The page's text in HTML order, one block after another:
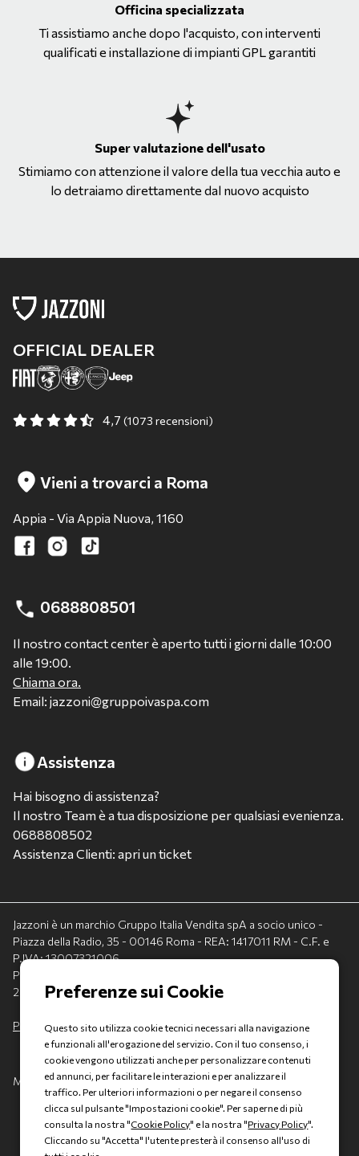
Officina specializzata
Ti assistiamo anche dopo l'acquisto, con interventi
qualificati e installazione di impianti GPL garantiti
Super valutazione dell'usato
Stimiamo con attenzione il valore della tua vecchia auto e
lo detraiamo direttamente dal nuovo acquisto
OFFICIAL DEALER
4,7 (1073 recensioni)
Vieni a trovarci a Roma
Appia - Via Appia Nuova, 1160
0688808501
Il nostro contact center è aperto tutti i giorni dalle 10:00
alle 19:00.
Chiama ora.
Email: jazzoni@gruppoivaspa.com
Assistenza
Hai bisogno di assistenza?
Il nostro Team è a tua disposizione per qualsiasi evenienza.
0688808502
Assistenza Clienti: apri un ticket
Jazzoni è un marchio Gruppo Italia Vendita spA a socio unico -
Piazza della Radio, 35 - 00146 Roma - REA: 1417011 RM - C.F. e
P.IVA: 13007321006
PEC: italiavenditauto@legalmail.it - Capitale sociale:
2.300.000,00 I.V.
Privacy policy -Cookie policy
Made with 💚 byAD HOC
Questo sito utilizza cookie tecnici necessari alla navigazione
e funzionali all'erogazione del servizio. Con il tuo consenso, i
cookie vengono utilizzati anche per personalizzare contenuti
ed annunci, per facilitare le interazioni e per analizzare il
traffico. Per ulteriori informazioni o per negare il consenso
clicca sul pulsante "Impostazioni cookie". Per saperne di più
consulta la nostra "Cookie Policy" e la nostra "Privacy Policy".
Cliccando su "Accetta" l'utente presterà il consenso all'uso di